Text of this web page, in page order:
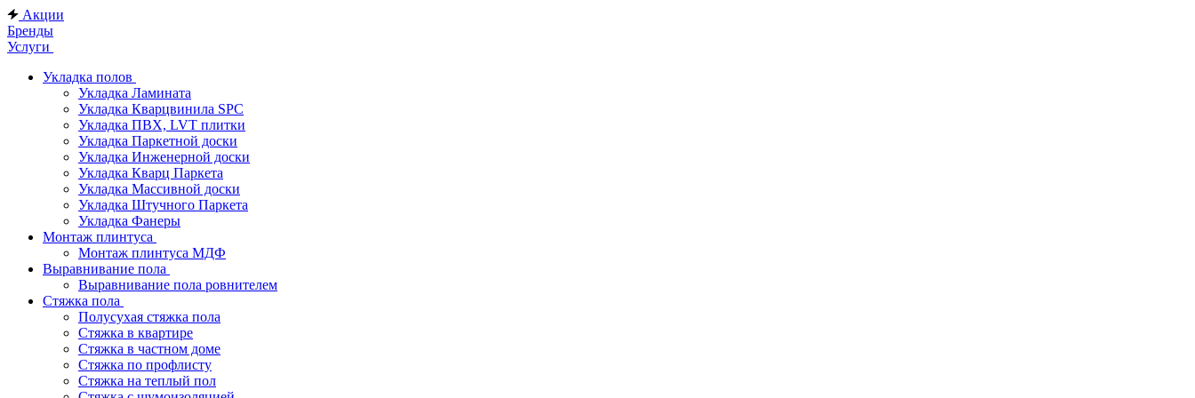
Акции
Бренды
Услуги
Укладка полов
Укладка Ламината
Укладка Кварцвинила SPC
Укладка ПВХ, LVT плитки
Укладка Паркетной доски
Укладка Инженерной доски
Укладка Кварц Паркета
Укладка Массивной доски
Укладка Штучного Паркета
Укладка Фанеры
Монтаж плинтуса
Монтаж плинтуса МДФ
Выравнивание пола
Выравнивание пола ровнителем
Стяжка пола
Полусухая стяжка пола
Стяжка в квартире
Стяжка в частном доме
Стяжка по профлисту
Стяжка на теплый пол